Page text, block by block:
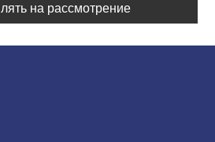
на рассмотрение